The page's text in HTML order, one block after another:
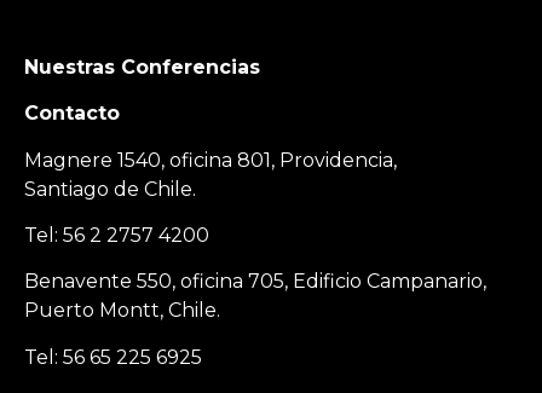
Nuestras Conferencias
Contacto
Magnere 1540, oficina 801, Providencia,
Santiago de Chile.
Tel: 56 2 2757 4200
Benavente 550, oficina 705, Edificio Campanario,
Puerto Montt, Chile.
Tel: 56 65 225 6925